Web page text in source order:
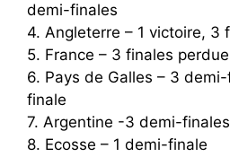
demi-finales
4. Angleterre – 1 victoire, 3
5. France – 3 finales
6. Pays de Galles – 3
finale
7. Argentine -3 demi-
8. Ecosse – 1 demi-finale